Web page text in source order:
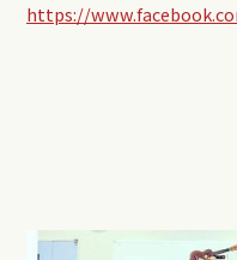
https://